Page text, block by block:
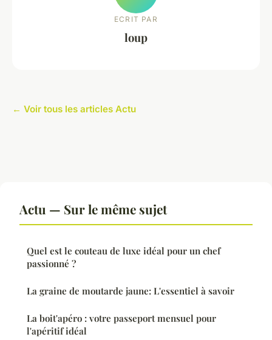
ECRIT PAR
loup
← Voir tous les articles Actu
Actu — Sur le même sujet
Quel est le couteau de luxe idéal pour un chef
passionné ?
La graine de moutarde jaune: L'essentiel à savoir
La boit'apéro : votre passeport mensuel pour
l'apéritif idéal